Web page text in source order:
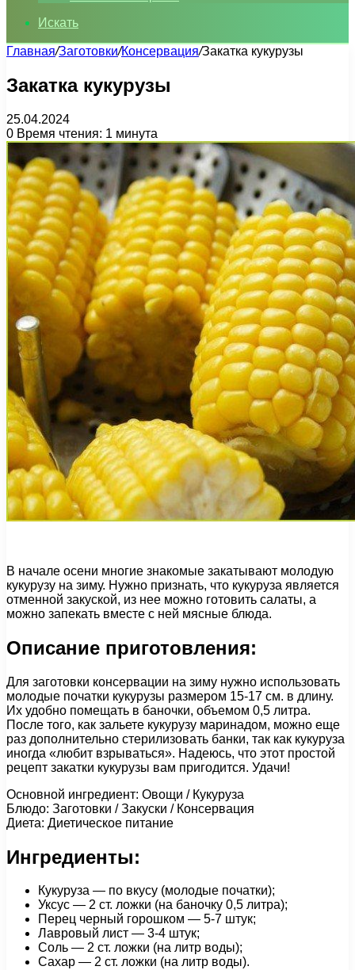
Искать
Главная/Заготовки/Консервация/Закатка кукурузы
Закатка кукурузы
25.04.2024
0 Время чтения: 1 минута
В начале осени многие знакомые закатывают молодую
кукурузу на зиму. Нужно признать, что кукуруза является
отменной закуской, из нее можно готовить салаты, а
можно запекать вместе с ней мясные блюда.
Описание приготовления:
Для заготовки консервации на зиму нужно использовать
молодые початки кукурузы размером 15-17 см. в длину.
Их удобно помещать в баночки, объемом 0,5 литра.
После того, как зальете кукурузу маринадом, можно еще
раз дополнительно стерилизовать банки, так как кукуруза
иногда «любит взрываться». Надеюсь, что этот простой
рецепт закатки кукурузы вам пригодится. Удачи!
Основной ингредиент: Овощи / Кукуруза
Блюдо: Заготовки / Закуски / Консервация
Диета: Диетическое питание
Ингредиенты:
Кукуруза — по вкусу (молодые початки);
Уксус — 2 ст. ложки (на баночку 0,5 литра);
Перец черный горошком — 5-7 штук;
Лавровый лист — 3-4 штук;
Соль — 2 ст. ложки (на литр воды);
Сахар — 2 ст. ложки (на литр воды).